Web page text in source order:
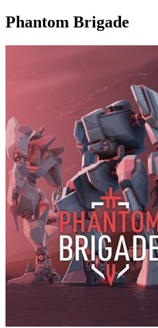
Phantom Brigade